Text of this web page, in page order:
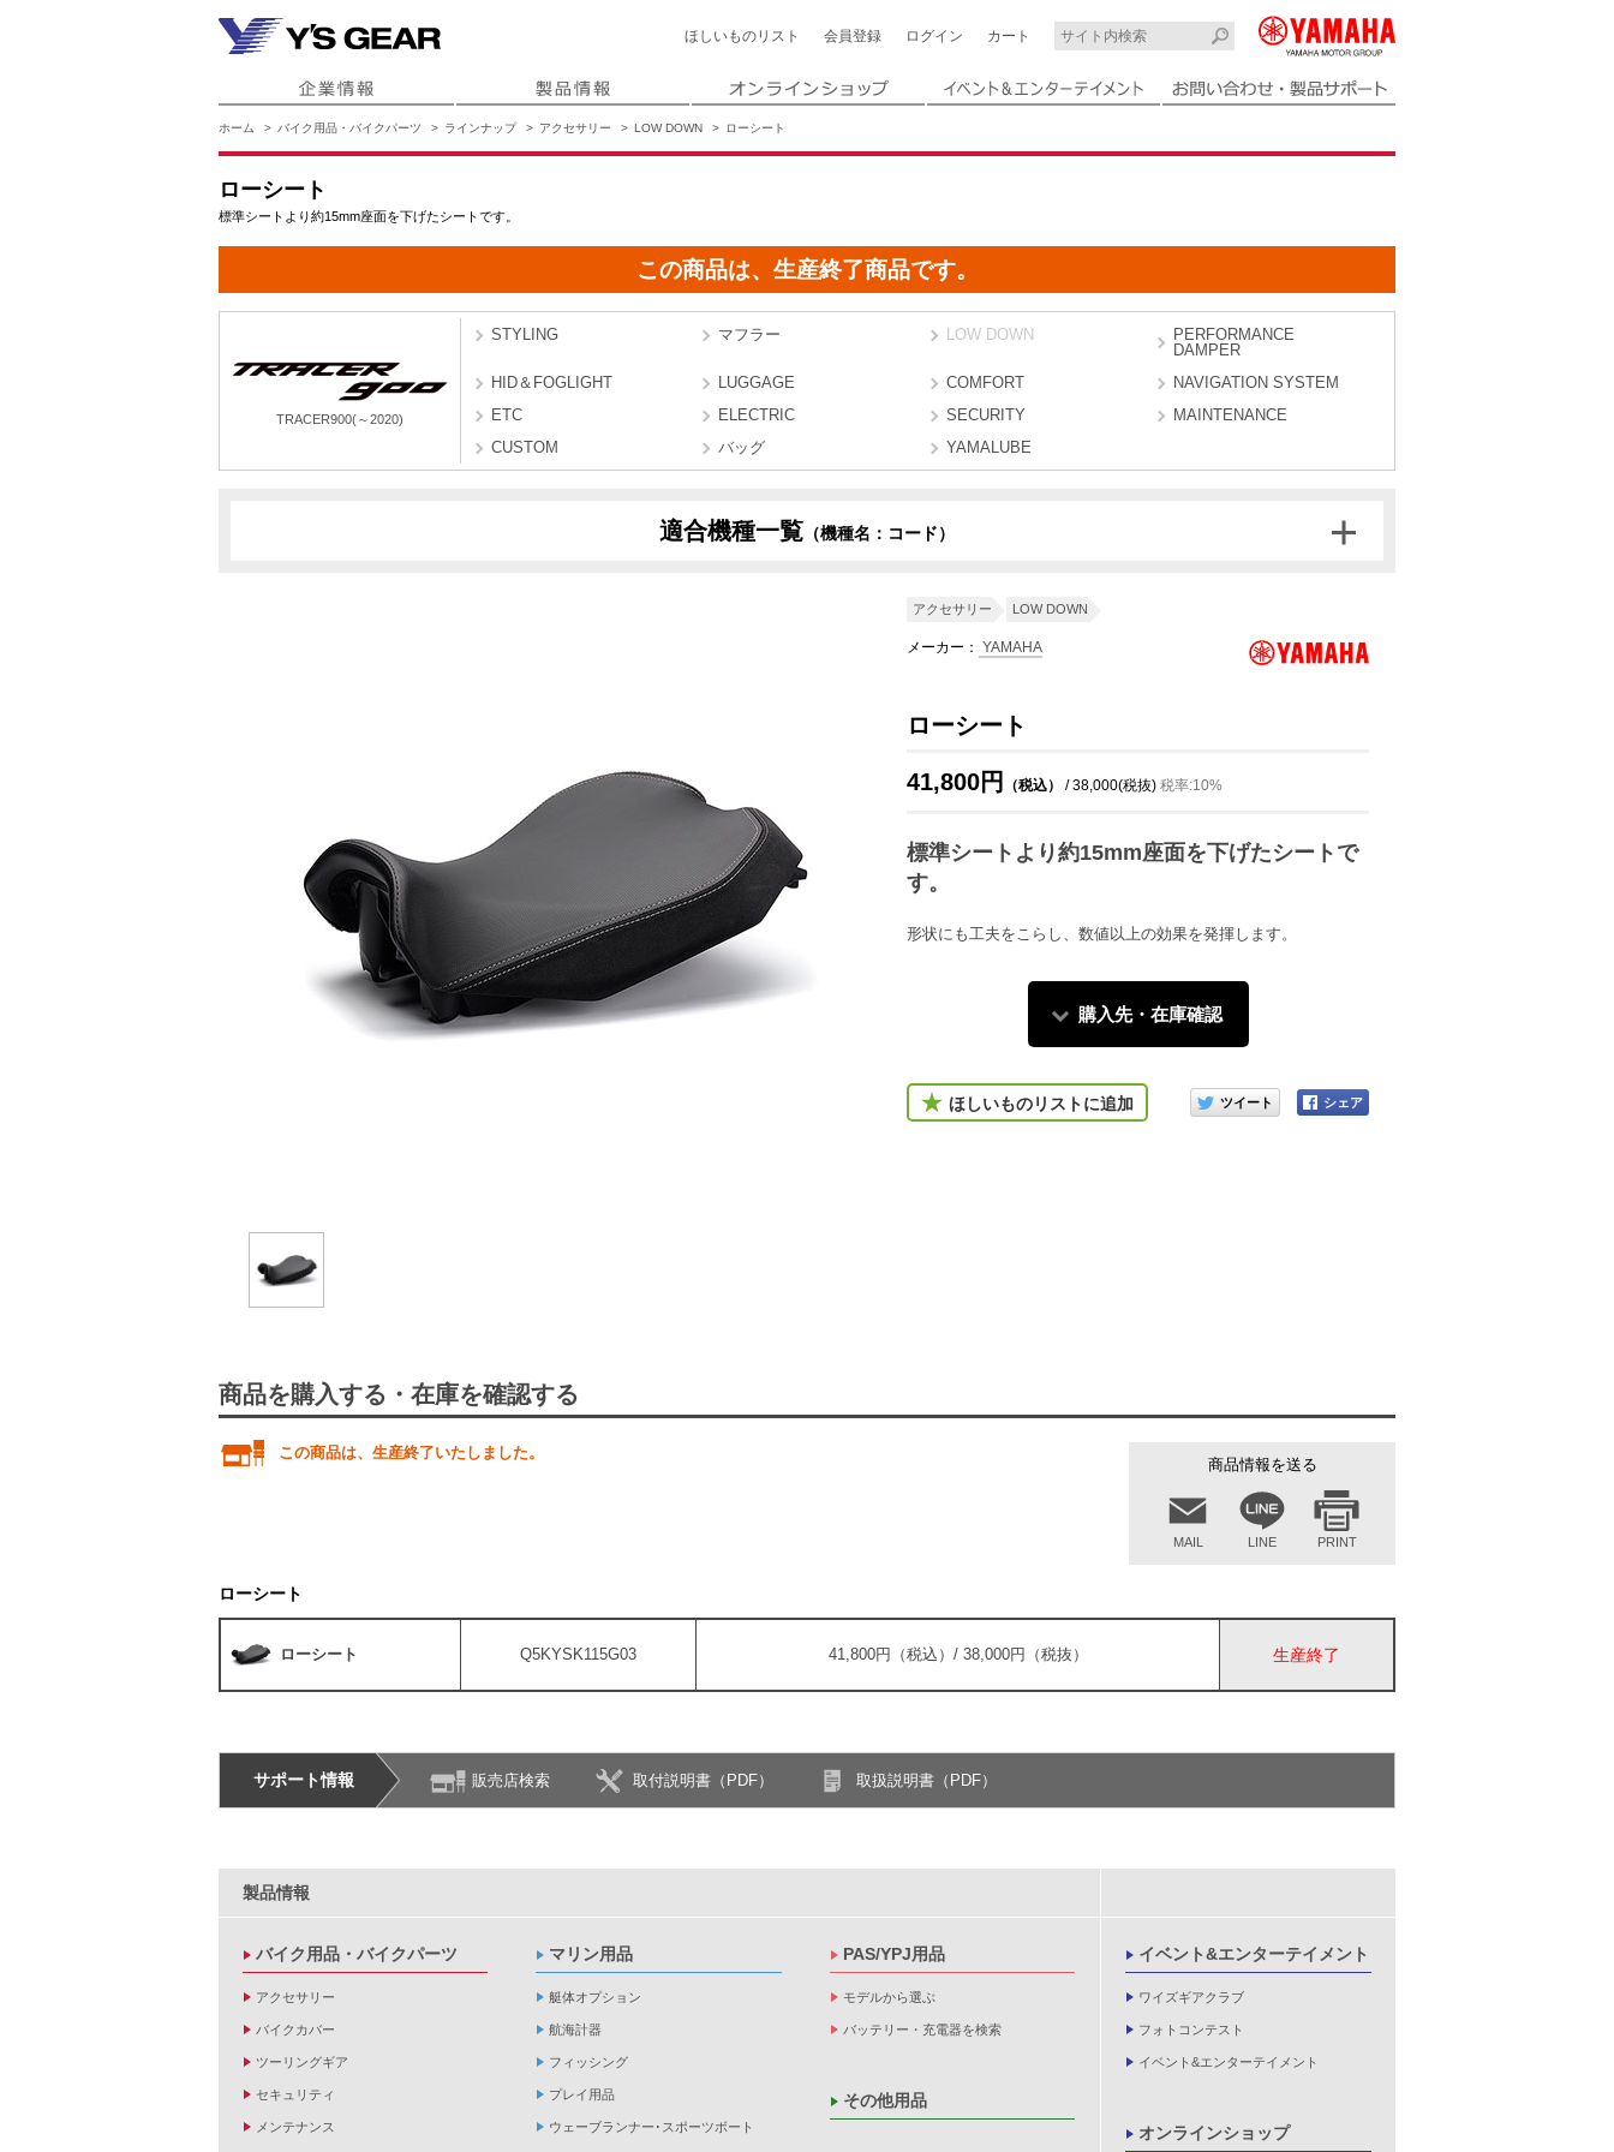
ほしいもの リスト 会員登録 ログイン カート
ホーム バイク用品・バイクパーツ ラインナップ アクセサリー LOW DOWN ローシート
ローシート
標準シートより約15mm座面を下げたシートです。
この商品は、生産終了商品です。
TRACER900(～2020)
STYLING マフラー LOW DOWN
PERFORMANCE
DAMPER
HID＆FOGLIGHT
LUGGAGE COMFORT
NAVIGATION SYSTEM
ETC
ELECTRIC SECURITY
MAINTENANCE
CUSTOM
バッグ YAMALUBE
適合機種一覧 （機種名：コード）
アクセサリー LOW DOWN
メーカー： YAMAHA
ローシート
41,800円 （税込） / 38,000(税抜) 税率:10%
標準シートより約15mm座面を下げたシートで
す。
形状にも工夫をこらし、数値以上の効果を発揮します。
購入先・在庫確認
ほしいものリストに追加
このアイテムをシェアする
商品を購入する・在庫を確認する
商品情報を送る
MAIL LINE PRINT
この商品は、生産終了いたしました。
ローシート
ローシート Q5KYSK115G03 41,800円（税込）/ 38,000円（税抜） 生産終了
サポート情報 販売店検索 取付説明書（PDF） 取扱説明書（PDF）
製品情報
バイク用品・バイクパーツ
アクセサリー
バイクカバー
ツーリングギア
セキュリティ
メンテナンス
マリン用品
艇体オプション
航海計器
フィッシング
プレイ用品
ウェーブランナー･スポーツボート
PAS/YPJ用品
モデルから選ぶ
バッテリー・充電器を検索
その他用品
イベント&エンターテイメント
ワイズギアクラブ
フォトコンテスト
イベント&エンターテイメント
オンラインショップ